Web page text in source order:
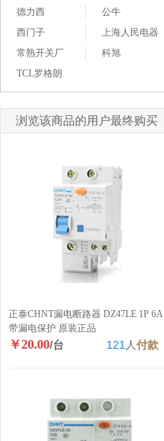
德力西
公牛
西门子
上海人民电器
常熟开关厂
科旭
TCL罗格朗
浏览该商品的用户最终购买
正泰CHNT漏电断路器 DZ47LE 1P 6A
带漏电保护 原装正品
￥20.00/台 121 人付款